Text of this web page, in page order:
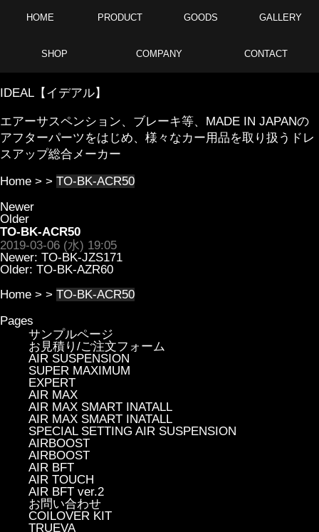
HOME PRODUCT GOODS GALLERY
SHOP COMPANY CONTACT
IDEAL【イデアル】
エアーサスペンション、ブレーキ等、MADE IN JAPANの
アフターパーツをはじめ、様々なカー用品を取り扱うドレ
スアップ総合メーカー
Home > > TO-BK-ACR50
Newer
Older
TO-BK-ACR50
2019-03-06 (水) 19:05
Newer: TO-BK-JZS171
Older: TO-BK-AZR60
Home > > TO-BK-ACR50
Pages
サンプルページ
お見積り/ご注文フォーム
AIR SUSPENSION
SUPER MAXIMUM
EXPERT
AIR MAX
AIR MAX SMART INATALL
AIR MAX SMART INATALL
SPECIAL SETTING AIR SUSPENSION
AIRBOOST
AIRBOOST
AIR BFT
AIR TOUCH
AIR BFT ver.2
お問い合わせ
COILOVER KIT
TRUEVA